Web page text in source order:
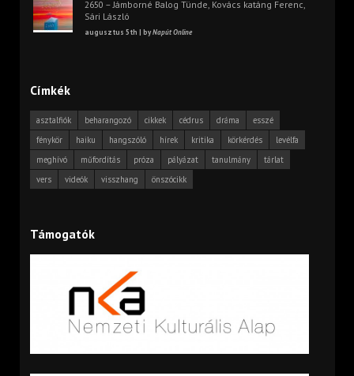
2650 – Jámborné Balog Tünde, Kovács katáng Ferenc,
Sári László
augusztus 5th | byNapút Online
Címkék
asztalfiók beharangozó cikkek cédrus dráma
esszé
fénykör
haiku hangszóló hírek kritika körkérdés
levélfa
meghívó
műfordítás próza pályázat tanulmány
tárlat
vers
videók visszhang önszócikk
Támogatók